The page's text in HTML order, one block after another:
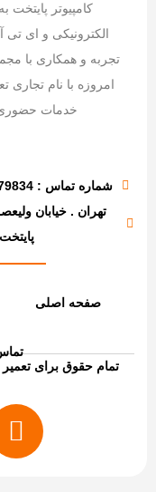
کامپیوتر
الکترونیکی و ای
تجربه و همکاری با
امروزه با نام تجاری
خدمات حضوری
شماره تماس : 02188679834
تهران . خیابان
پایتخت .
صفحه اصلی
تمام حقوق برای